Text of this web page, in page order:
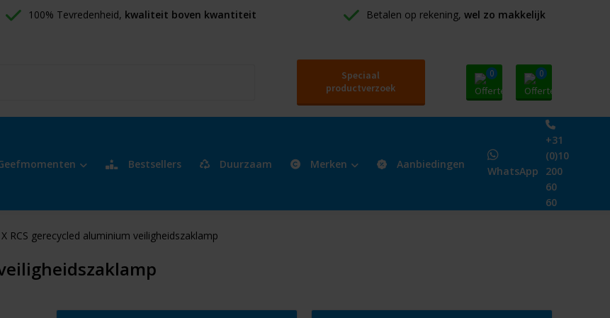
100% Tevredenheid, kwaliteit boven kwantiteit Betalen op rekening, wel zo makkelijk
Speciaal
productverzoek
0 0
Bestsellers Duurzaam Merken Aanbiedingen
WhatsApp
+31
(0)10
200
60
60
RCS gerecycled aluminium veiligheidszaklamp